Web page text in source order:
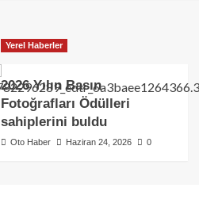
Yerel Haberler
2026 Yılın Basın
Fotoğrafları Ödülleri
sahiplerini buldu
Oto Haber Haziran 24, 2026 0